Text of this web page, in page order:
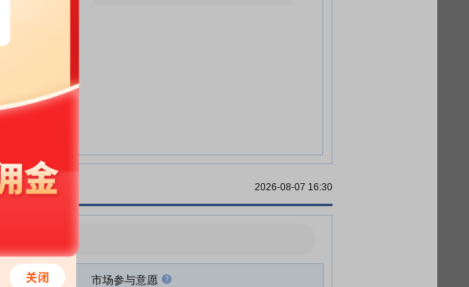
可转
派实
股价
技新
期间
公告
2026-08-07 16:30
愿有所增强
市场参与意愿